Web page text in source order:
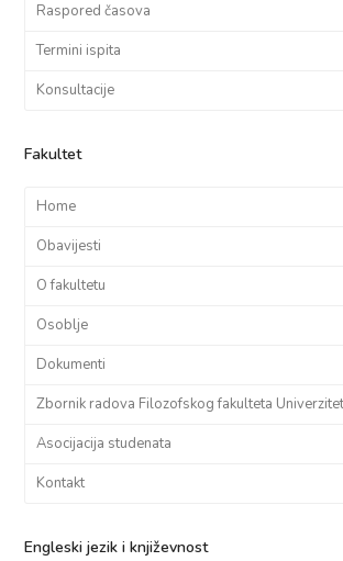
Raspored časova
Termini ispita
Konsultacije
Fakultet
Home
Obavijesti
O fakultetu
Osoblje
Dokumenti
Zbornik radova Filozofskog fakulteta
Asocijacija studenata
Kontakt
Engleski jezik i književnost